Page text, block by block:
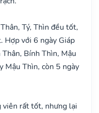
Tý, Thìn đều tốt,
Hợp với 6 ngày Giáp
Thân, Bính Thìn, Mậu
Mậu Thìn, còn 5 ngày
viên rất tốt, nhưng lại